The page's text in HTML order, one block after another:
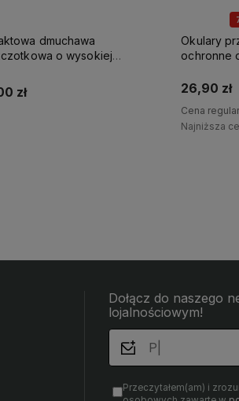
dmuchawa
o wysokiej
zł
Okulary
ochronne
26,90 zł
Cena
Najniższa
Dołącz do naszego
lojalnościowym!
Przeczytałem(am) i